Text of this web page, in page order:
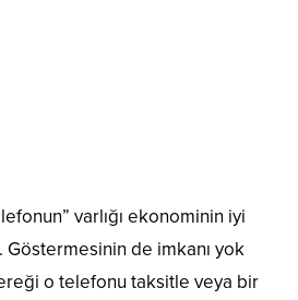
varlığı ekonominin iyi
de imkanı yok
o telefonu taksitle veya bir